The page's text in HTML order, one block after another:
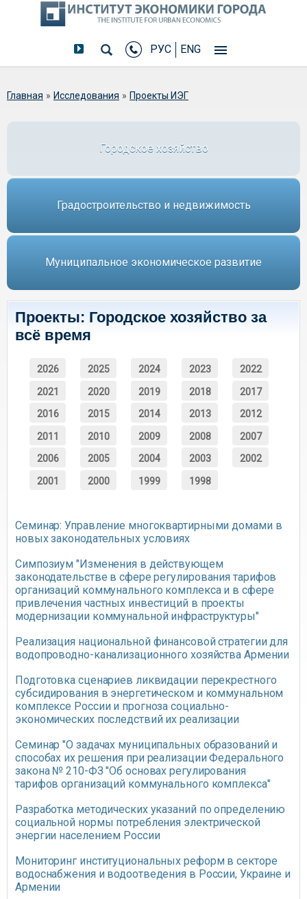
РУС ENG
Вы здесь
Главная » Исследования » Проекты ИЭГ
Городское хозяйство
Градостроительство и недвижимость
Муниципальное экономическое развитие
Проекты: Городское хозяйство за
всё время
2026 2025 2024 2023 2022
2021 2020 2019 2018 2017
2016 2015 2014 2013 2012
2011 2010 2009 2008 2007
2006 2005 2004 2003 2002
2001 2000 1999 1998
Семинар: Управление многоквартирными домами в
новых законодательных условиях
Симпозиум "Изменения в действующем
законодательстве в сфере регулирования тарифов
организаций коммунального комплекса и в сфере
привлечения частных инвестиций в проекты
модернизации коммунальной инфраструктуры"
Реализация национальной финансовой стратегии для
водопроводно-канализационного хозяйства Армении
Подготовка сценариев ликвидации перекрестного
субсидирования в энергетическом и коммунальном
комплексе России и прогноза социально-
экономических последствий их реализации
Семинар "О задачах муниципальных образований и
способах их решения при реализации Федерального
закона № 210-ФЗ "Об основах регулирования
тарифов организаций коммунального комплекса"
Разработка методических указаний по определению
социальной нормы потребления электрической
энергии населением России
Мониторинг институциональных реформ в секторе
водоснабжения и водоотведения в России, Украине и
Армении